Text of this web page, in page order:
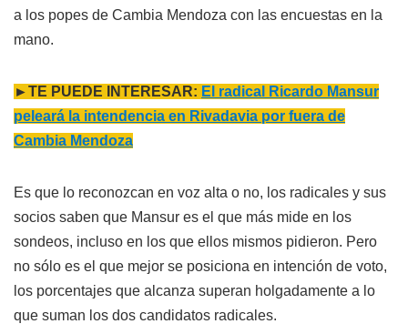
a los popes de Cambia Mendoza con las encuestas en la
mano.
►TE PUEDE INTERESAR: El radical Ricardo Mansur
peleará la intendencia en Rivadavia por fuera de
Cambia Mendoza
Es que lo reconozcan en voz alta o no, los radicales y sus
socios saben que Mansur es el que más mide en los
sondeos, incluso en los que ellos mismos pidieron. Pero
no sólo es el que mejor se posiciona en intención de voto,
los porcentajes que alcanza superan holgadamente a lo
que suman los dos candidatos radicales.